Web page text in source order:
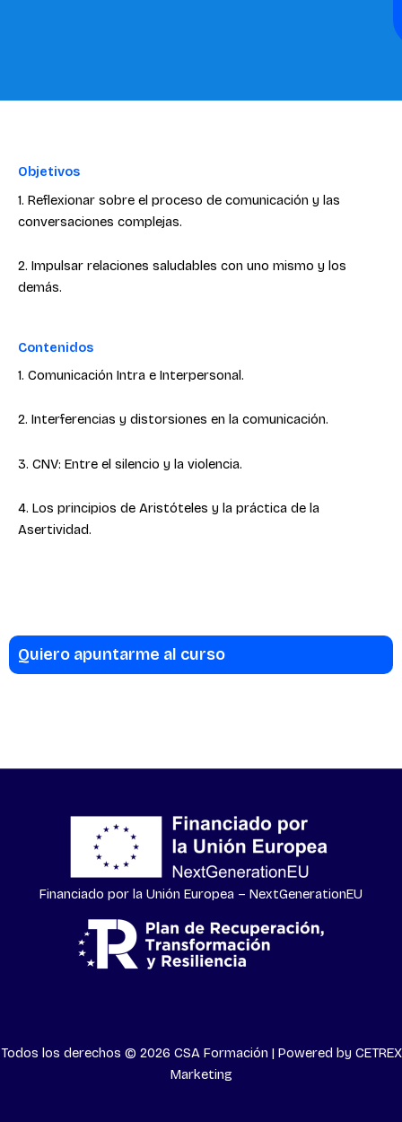
Objetivos
1. Reflexionar sobre el proceso de comunicación y las
conversaciones complejas.
2. Impulsar relaciones saludables con uno mismo y los
demás.
Contenidos
1. Comunicación Intra e Interpersonal.
2. Interferencias y distorsiones en la comunicación.
3. CNV: Entre el silencio y la violencia.
4. Los principios de Aristóteles y la práctica de la
Asertividad.
Quiero apuntarme al curso
Financiado por la Unión Europea – NextGenerationEU
Todos los derechos © 2026 CSA Formación | Powered by CETREX
Marketing